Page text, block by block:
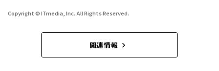
Copyright © ITmedia, Inc. All Rights Reserved.
関連情報